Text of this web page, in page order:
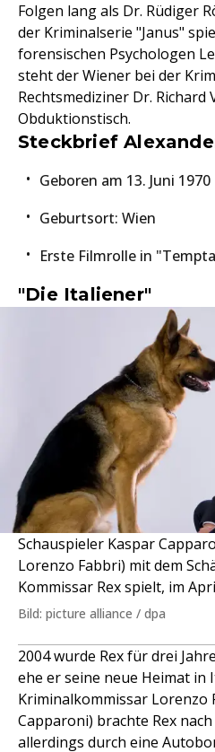
Folgen lang als Dr. Rüdiger
der Kriminalserie "Janus"
forensischen Psychologen
steht der Wiener bei der
Rechtsmediziner Dr. Richard
Obduktionstisch.
Steckbrief
Geboren am 13. Juni 1970
Geburtsort: Wien
Erste Filmrolle in
"Die Italiener"
Schauspieler Kaspar
Lorenzo Fabbri) mit dem
Kommissar Rex spielt, im
Bild: picture alliance / dpa
2004 wurde Rex für drei
ehe er seine neue Heimat in
Kriminalkommissar Lorenzo
Capparoni) brachte Rex
allerdings durch eine